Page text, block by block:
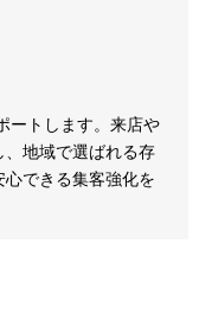
ートします。来店や
、地域で選ばれる存
できる集客強化を